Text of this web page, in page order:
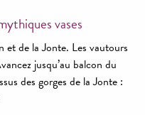
vases
et de la Jonte. Les vautours
jusqu’au balcon du
des gorges de la Jonte :